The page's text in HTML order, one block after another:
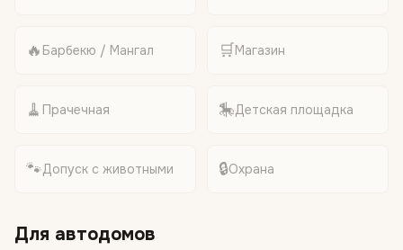
🔥 Барбекю / Мангал 🛒Магазин
🧹 Прачечная 🎠Детская площадка
🐾Допуск с животными 🔒Охрана
Для автодомов